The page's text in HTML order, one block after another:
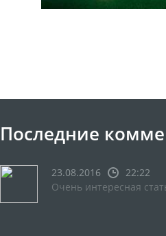
Последние
23.08.2016
22:22
Очень интересная